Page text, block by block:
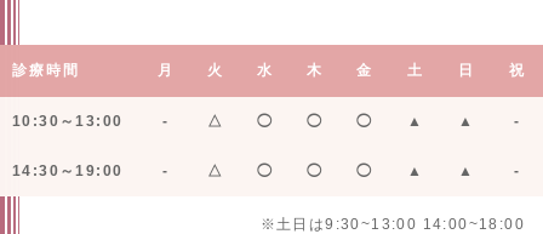
診療時間 月 火 水 木 金 土 日 祝
10:30～13:00 - △ ◯ ◯ ◯ ▲ ▲ -
14:30～19:00 - △ ◯ ◯ ◯ ▲ ▲ -
※土日は9:30~13:00 14:00~18:00